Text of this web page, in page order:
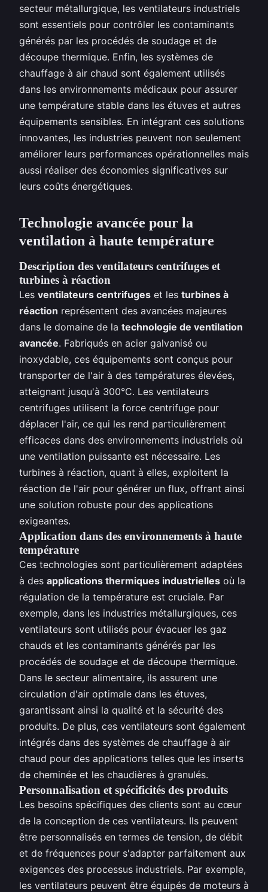
secteur métallurgique, les ventilateurs industriels
sont essentiels pour contrôler les contaminants
générés par les procédés de soudage et de
découpe thermique. Enfin, les systèmes de
chauffage à air chaud sont également utilisés
dans les environnements médicaux pour assurer
une température stable dans les étuves et autres
équipements sensibles. En intégrant ces solutions
innovantes, les industries peuvent non seulement
améliorer leurs performances opérationnelles mais
aussi réaliser des économies significatives sur
leurs coûts énergétiques.
Technologie avancée pour la
ventilation à haute température
Description des ventilateurs centrifuges et
turbines à réaction
Les ventilateurs centrifuges et les turbines à
réaction représentent des avancées majeures
dans le domaine de la technologie de ventilation
avancée. Fabriqués en acier galvanisé ou
inoxydable, ces équipements sont conçus pour
transporter de l'air à des températures élevées,
atteignant jusqu'à 300°C. Les ventilateurs
centrifuges utilisent la force centrifuge pour
déplacer l'air, ce qui les rend particulièrement
efficaces dans des environnements industriels où
une ventilation puissante est nécessaire. Les
turbines à réaction, quant à elles, exploitent la
réaction de l'air pour générer un flux, offrant ainsi
une solution robuste pour des applications
exigeantes.
Application dans des environnements à haute
température
Ces technologies sont particulièrement adaptées
à des applications thermiques industrielles où la
régulation de la température est cruciale. Par
exemple, dans les industries métallurgiques, ces
ventilateurs sont utilisés pour évacuer les gaz
chauds et les contaminants générés par les
procédés de soudage et de découpe thermique.
Dans le secteur alimentaire, ils assurent une
circulation d'air optimale dans les étuves,
garantissant ainsi la qualité et la sécurité des
produits. De plus, ces ventilateurs sont également
intégrés dans des systèmes de chauffage à air
chaud pour des applications telles que les inserts
de cheminée et les chaudières à granulés.
Personnalisation et spécificités des produits
Les besoins spécifiques des clients sont au cœur
de la conception de ces ventilateurs. Ils peuvent
être personnalisés en termes de tension, de débit
et de fréquences pour s'adapter parfaitement aux
exigences des processus industriels. Par exemple,
les ventilateurs peuvent être équipés de moteurs à